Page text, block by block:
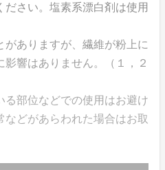
さい。塩素系漂白剤は使用
ありますが、繊維が粉上に
響はありません。（１，２
部位などでの使用はお避け
どがあらわれた場合はお取